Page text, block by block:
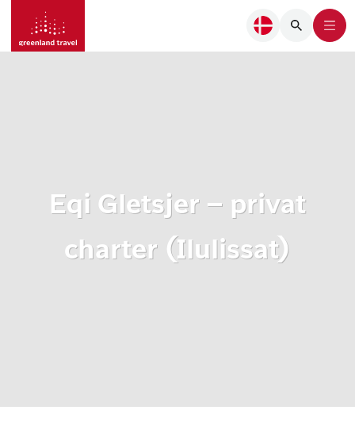
Eqi Gletsjer – privat
charter (Ilulissat)